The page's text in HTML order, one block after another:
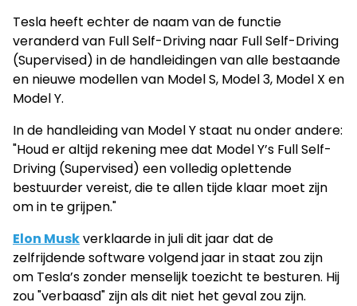
Tesla heeft echter de naam van de functie
veranderd van Full Self-Driving naar Full Self-Driving
(Supervised) in de handleidingen van alle bestaande
en nieuwe modellen van Model S, Model 3, Model X en
Model Y.
In de handleiding van Model Y staat nu onder andere:
"Houd er altijd rekening mee dat Model Y’s Full Self-
Driving (Supervised) een volledig oplettende
bestuurder vereist, die te allen tijde klaar moet zijn
om in te grijpen."
Elon Muskverklaarde in juli dit jaar dat de
zelfrijdende software volgend jaar in staat zou zijn
om Tesla’s zonder menselijk toezicht te besturen. Hij
zou "verbaasd" zijn als dit niet het geval zou zijn.